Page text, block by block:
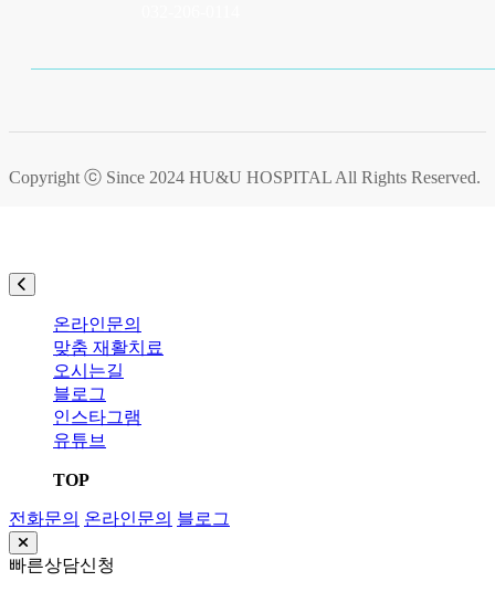
Copyright ⓒ Since 2024 HU&U HOSPITAL All Rights Reserved.
온라인문의
맞춤 재활치료
오시는길
블로그
인스타그램
유튜브
TOP
전화문의 온라인문의 블로그
빠른상담신청